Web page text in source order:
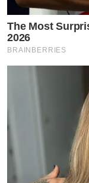
The Most
2026
BRAINBERRIES